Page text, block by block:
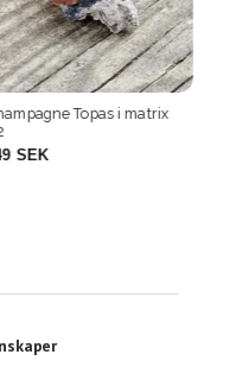
Topas i matrix
SEK